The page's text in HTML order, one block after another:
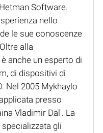
Software.
nello
le sue conoscenze
alla
anche un esperto di
di dispositivi di
Nel 2005 Mykhaylo
presso
Vladimir Dal'. La
gli